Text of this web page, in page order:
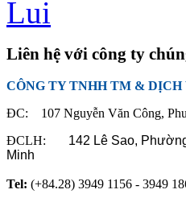
Lui
Liên hệ với công ty
CÔNG TY TNHH TM &
ĐC: 107 Nguyễn Văn Công,
ĐCLH: 142 Lê Sao,
Minh
Tel: (+84.28) 3949 1156 -